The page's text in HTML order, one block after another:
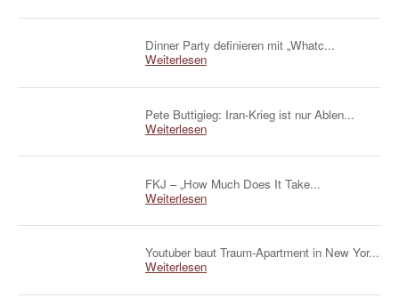
Dinner Party definieren mit „Whatc...
Weiterlesen
Pete Buttigieg: Iran-Krieg ist nur Ablen...
Weiterlesen
FKJ – „How Much Does It Take...
Weiterlesen
Youtuber baut Traum-Apartment in New Yor...
Weiterlesen